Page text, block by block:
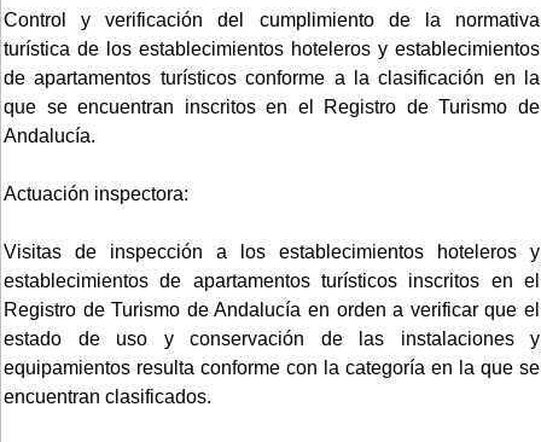
Control y verificación del cumplimiento de la normativa
turística de los establecimientos hoteleros y establecimientos
de apartamentos turísticos conforme a la clasificación en la
que se encuentran inscritos en el Registro de Turismo de
Andalucía.
Actuación inspectora:
Visitas de inspección a los establecimientos hoteleros y
establecimientos de apartamentos turísticos inscritos en el
Registro de Turismo de Andalucía en orden a verificar que el
estado de uso y conservación de las instalaciones y
equipamientos resulta conforme con la categoría en la que se
encuentran clasificados.